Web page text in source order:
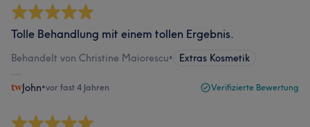
Tolle Behandlung mit einem tollen Ergebnis.
Behandelt von Christine Maiorescu• Extras Kosmetik
John•vor fast 4 Jahren Verifizierte Bewertung